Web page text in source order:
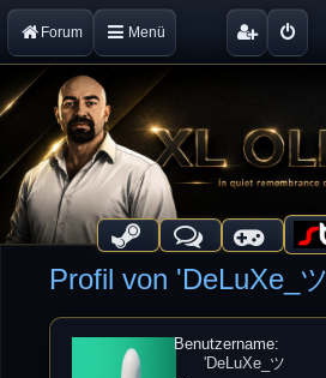
Forum Menü
Profil von 'DeLuXe_ツ
Benutzername:
'DeLuXe_ツ